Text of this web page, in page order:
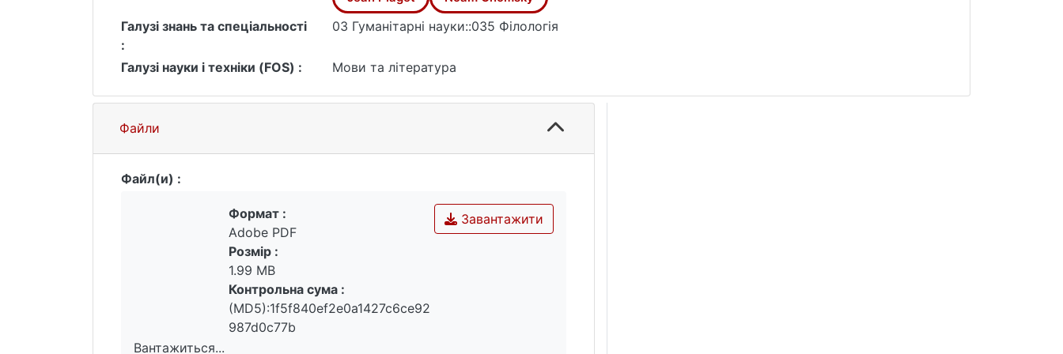
наголошуючи на культурно значущій лексиці.
Галузі знань та спеціальності
:
03 Гуманітарні науки::035 Філологія
Галузі науки і техніки (FOS) : Мови та література
Файли
Файл(и) :
Вантажиться...
Завантажити
Формат :
Adobe PDF
Розмір :
1.99 MB
Контрольна сума :
(MD5):1f5f840ef2e0a1427c6ce92
987d0c77b